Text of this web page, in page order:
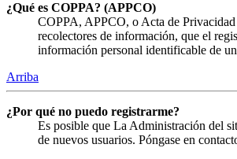
¿Qué es COPPA? (APPCO)
COPPA, APPCO, o Acta de Privacidad
recolectores de información, que el
información personal identificable de
Arriba
¿Por qué no puedo registrarme?
Es posible que La Administración del
de nuevos usuarios. Póngase en